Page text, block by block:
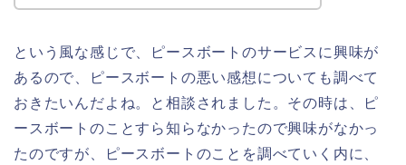
という風な感じで、ピースボートのサービスに興味が
あるので、ピースボートの悪い感想についても調べて
おきたいんだよね。と相談されました。その時は、ピ
ースボートのことすら知らなかったので興味がなかっ
たのですが、ピースボートのことを調べていく内に、